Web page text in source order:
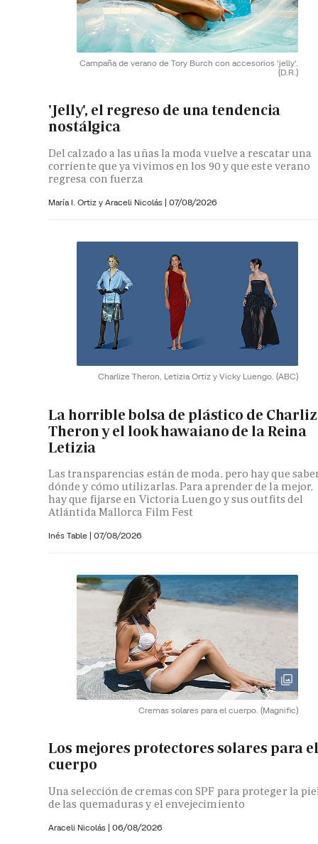
Campaña de verano de Tory Burch con accesorios 'jelly'.
(D.R.)
'Jelly', el regreso de una tendencia
nostálgica
Del calzado a las uñas la moda vuelve a rescatar una
corriente que ya vivimos en los 90 y que este verano
regresa con fuerza
María I. Ortiz y Araceli Nicolás | 07/08/2026
Charlize Theron, Letizia Ortiz y Vicky Luengo. (ABC)
La horrible bolsa de plástico de
Theron y el look hawaiano de la Reina
Letizia
Las transparencias están de moda, pero hay que
dónde y cómo utilizarlas. Para aprender de la mejor,
hay que fijarse en Victoria Luengo y sus outfits del
Atlántida Mallorca Film Fest
Inés Table | 07/08/2026
Cremas solares para el cuerpo. (Magnific)
Los mejores protectores solares para
cuerpo
Una selección de cremas con SPF para proteger la
de las quemaduras y el envejecimiento
Araceli Nicolás | 06/08/2026